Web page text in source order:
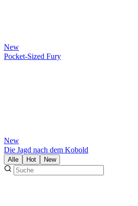
New
Pocket-Sized Fury
New
Die Jagd nach dem Kobold
Alle Hot New